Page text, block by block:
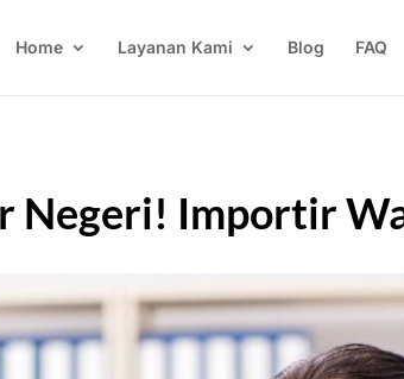
Home Layanan Kami Blog FAQ
Negeri! Importir